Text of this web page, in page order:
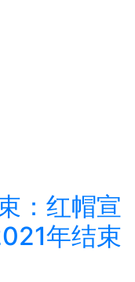
：红帽宣
年结束